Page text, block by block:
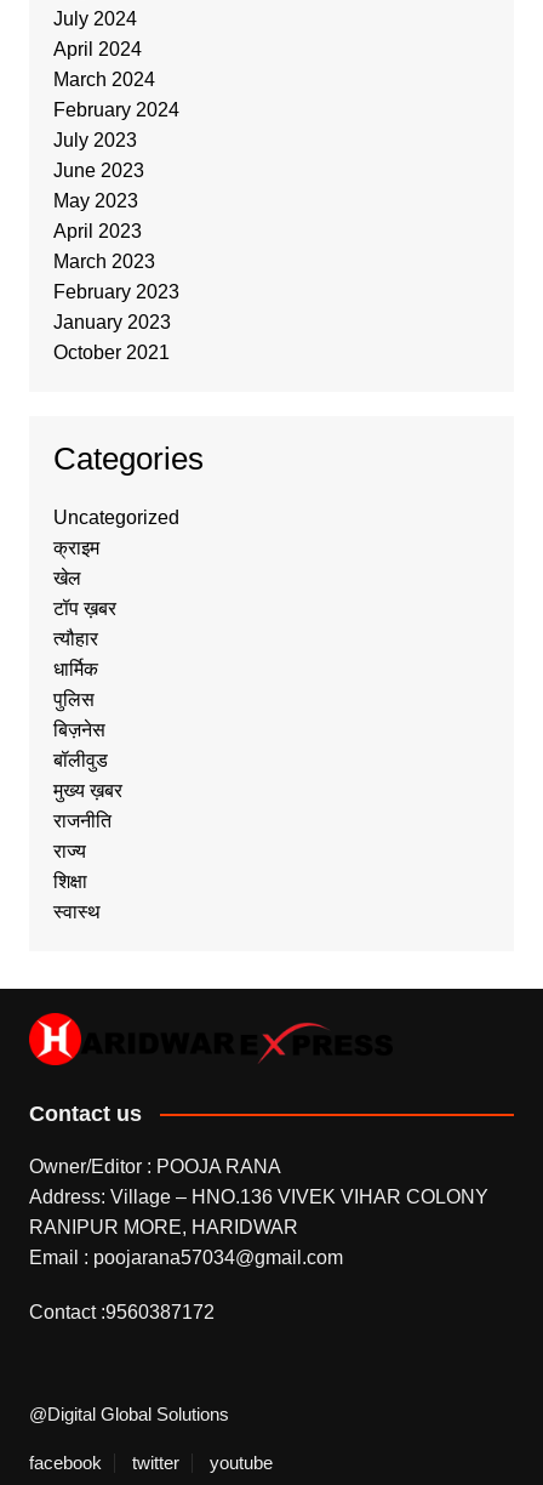
July 2024
April 2024
March 2024
February 2024
July 2023
June 2023
May 2023
April 2023
March 2023
February 2023
January 2023
October 2021
Categories
Uncategorized
क्राइम
खेल
टॉप ख़बर
त्यौहार
धार्मिक
पुलिस
बिज़नेस
बॉलीवुड
मुख्य ख़बर
राजनीति
राज्य
शिक्षा
स्वास्थ
Contact us
Owner/Editor : POOJA RANA
Address: Village – HNO.136 VIVEK VIHAR COLONY
RANIPUR MORE, HARIDWAR
Email : poojarana57034@gmail.com
Contact :9560387172
@Digital Global Solutions
facebook twitter youtube